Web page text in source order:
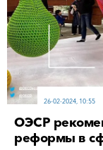
26-02-2024, 10:55
ОЭСР
реформы в